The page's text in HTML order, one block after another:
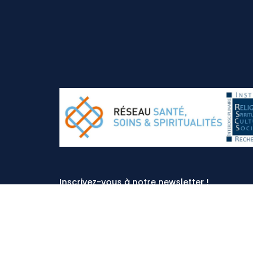
Inscrivez-vous à notre newsletter !